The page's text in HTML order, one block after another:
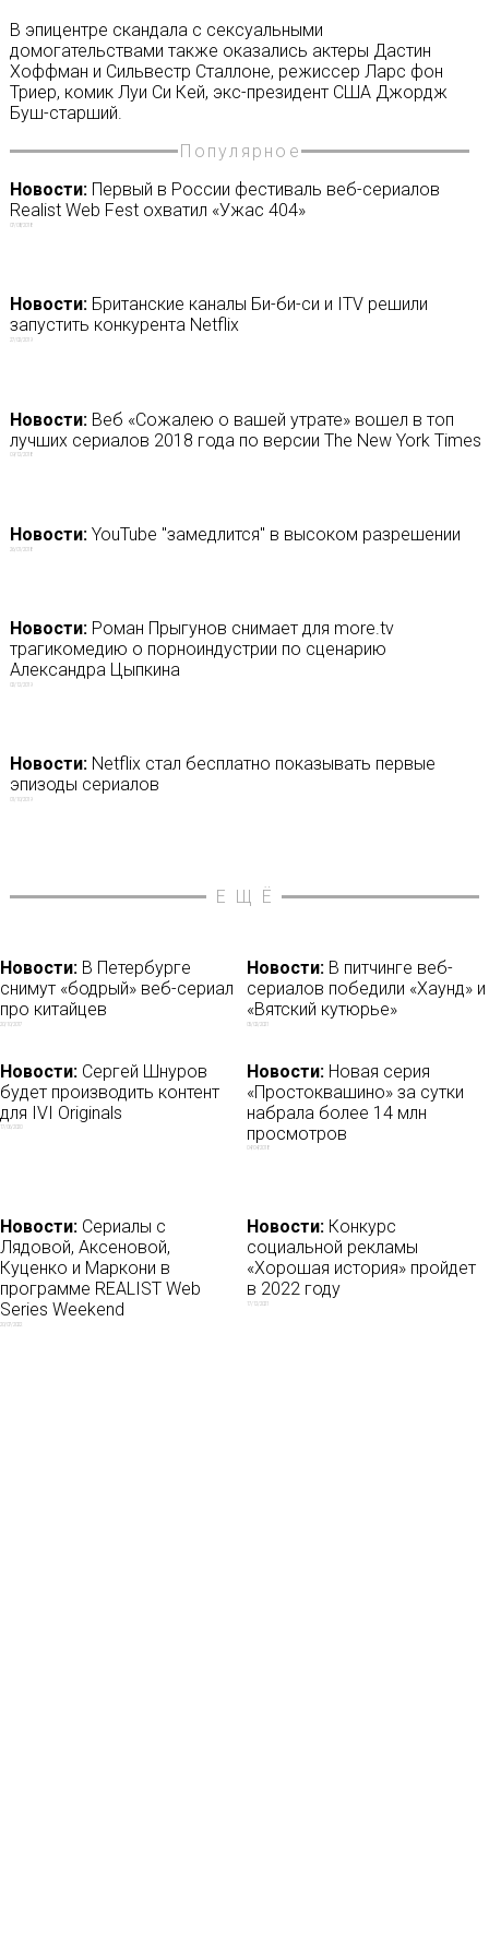
В эпицентре скандала с сексуальными
домогательствами также оказались актеры Дастин
Хоффман и Сильвестр Сталлоне, режиссер Ларс фон
Триер, комик Луи Си Кей, экс-президент США Джордж
Буш-старший.
Популярное
Новости:Первый в России фестиваль веб-сериалов
Realist Web Fest охватил «Ужас 404»
07/08/2018
Новости:Британские каналы Би-би-си и ITV решили
запустить конкурента Netflix
27/02/2019
Новости:Веб «Сожалею о вашей утрате» вошел в топ
лучших сериалов 2018 года по версии The New York Times
09/12/2018
Новости:YouTube "замедлится" в высоком разрешении
26/01/2018
Новости:Роман Прыгунов снимает для more.tv
трагикомедию о порноиндустрии по сценарию
Александра Цыпкина
02/12/2019
Новости:Netflix стал бесплатно показывать первые
эпизоды сериалов
01/10/2019
ЕЩЁ
Новости: В Петербурге
снимут «бодрый» веб-сериал
про китайцев
20/10/2017
Новости: В питчинге веб-
сериалов победили «Хаунд» и
«Вятский кутюрье»
05/02/2021
Новости: Сергей Шнуров
будет производить контент
для IVI Originals
17/06/2020
Новости: Новая серия
«Простоквашино» за сутки
набрала более 14 млн
просмотров
04/04/2018
Новости: Сериалы с
Лядовой, Аксеновой,
Куценко и Маркони в
программе REALIST Web
Series Weekend
20/07/2022
Новости: Конкурс
социальной рекламы
«Хорошая история» пройдет
в 2022 году
17/12/2021